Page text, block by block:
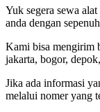
Yuk segera sewa
anda dengan
Kami bisa mengirim
jakarta, bogor,
Jika ada informasi
melalui nomer yang